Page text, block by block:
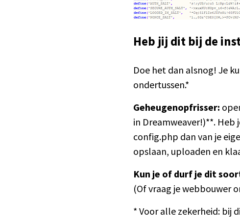
Heb jij dit bij de
Doe het dan alsnog! Je
ondertussen.*
Geheugenopfrisser:
in Dreamweaver!)**.
config.php dan van je
opslaan, uploaden en
Kun je of durf je dit
(Of vraag je webbouwer
* Voor alle zekerheid: bij